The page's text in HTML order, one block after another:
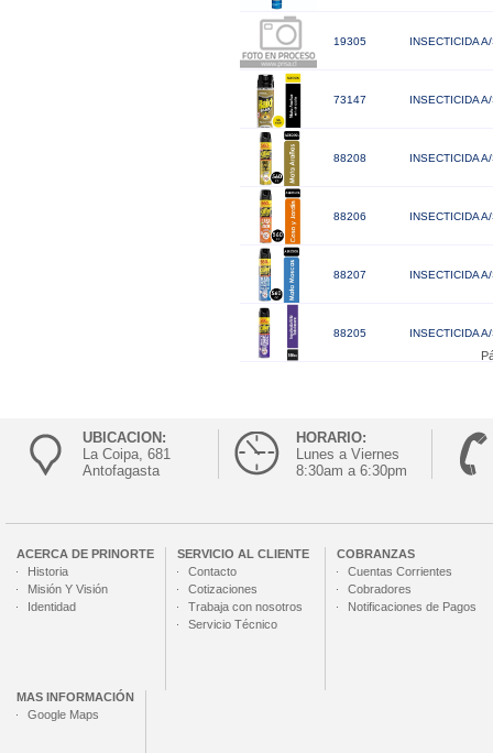
19305 INSECTICIDA
73147 INSECTICIDA
88208 INSECTICIDA
88206 INSECTICIDA
88207 INSECTICIDA
88205 INSECTICIDA
UBICACION:
La Coipa, 681
Antofagasta
HORARIO:
Lunes a Viernes
8:30am a 6:30pm
ACERCA DE PRINORTE
Historia
Misión Y Visión
Identidad
SERVICIO AL CLIENTE
Contacto
Cotizaciones
Trabaja con nosotros
Servicio Técnico
COBRANZAS
Cuentas Corrientes
Cobradores
Notificaciones de Pagos
MAS INFORMACIÓN
Google Maps